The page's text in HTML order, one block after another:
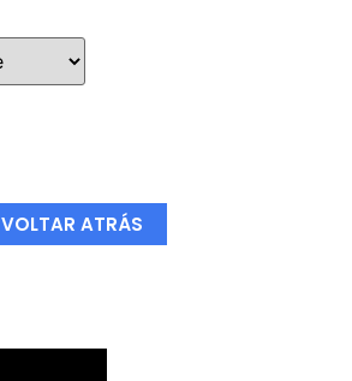
VOLTAR ATRÁS